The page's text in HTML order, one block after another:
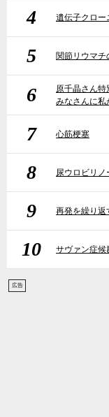
4 遺伝子クロー
5 関節リウマ
6
原千晶さん
みなさんに私
7 心筋梗塞
8 尿ウロビリノ
9 再発を繰り返
10 サヴァン症候
広告